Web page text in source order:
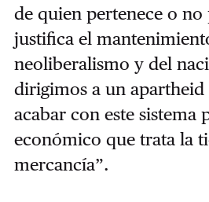
de quien pertenece o no
justifica el
neoliberalismo y del
dirigimos a un
acabar con este sistema
económico que trata la
mercancía”.